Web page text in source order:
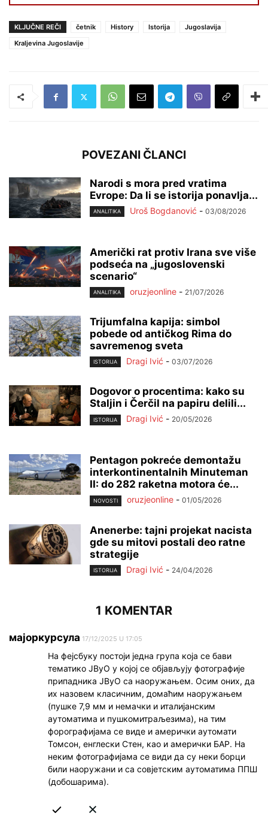
KLJUČNE REČI četnik History Istorija
Jugoslavija
Kraljevina Jugoslavije
POVEZANI ČLANCI
Narodi s mora pred vratima
Evrope: Da li se istorija ponavlja...
ANALITIKA Uroš Bogdanović - 03/08/2026
Američki rat protiv Irana sve više
podseća na „jugoslovenski
scenario“
ANALITIKA oruzjeonline - 21/07/2026
Trijumfalna kapija: simbol
pobede od antičkog Rima do
savremenog sveta
ISTORIJA Dragi Ivić - 03/07/2026
Dogovor o procentima: kako su
Staljin i Čerčil na papiru delili...
ISTORIJA Dragi Ivić - 20/05/2026
Pentagon pokreće demontažu
interkontinentalnih Minuteman
II: do 282 raketna motora će...
NOVOSTI oruzjeonline - 01/05/2026
Anenerbe: tajni projekat nacista
gde su mitovi postali deo ratne
strategije
ISTORIJA Dragi Ivić - 24/04/2026
1 KOMENTAR
мајоркурсула 17/12/2025 U 17:05
На фејсбуку постоји једна група која се бави
тематико ЈВуО у којој се објављују фотографије
припадника ЈВуО са наоружањем. Осим оних, да
их назовем класичним, домаћим наоружањем
(пушке 7,9 мм и немачки и италијанским
аутоматима и пушкомитраљезима), на тим
форографијама се виде и амерички аутомати
Томсон, енглески Стен, као и амерички БАР. На
неким фотографијама се види да су неки борци
били наоружани и са совјетским аутоматима ППШ
(добошарима).